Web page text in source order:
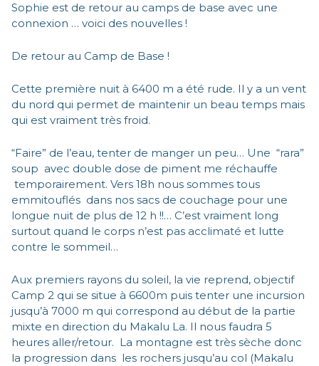
Sophie est de retour au camps de base avec une
connexion … voici des nouvelles !
De retour au Camp de Base !
Cette première nuit à 6400 m a été rude. Il y a un vent
du nord qui permet de maintenir un beau temps mais
qui est vraiment très froid.
“Faire” de l’eau, tenter de manger un peu… Une “rara”
soup avec double dose de piment me réchauffe
temporairement. Vers 18h nous sommes tous
emmitouflés dans nos sacs de couchage pour une
longue nuit de plus de 12 h !!… C’est vraiment long
surtout quand le corps n’est pas acclimaté et lutte
contre le sommeil…
Aux premiers rayons du soleil, la vie reprend, objectif
Camp 2 qui se situe à 6600m puis tenter une incursion
jusqu’à 7000 m qui correspond au début de la partie
mixte en direction du Makalu La. Il nous faudra 5
heures aller/retour. La montagne est très sèche donc
la progression dans les rochers jusqu’au col (Makalu